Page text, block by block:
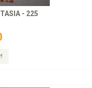
- 225